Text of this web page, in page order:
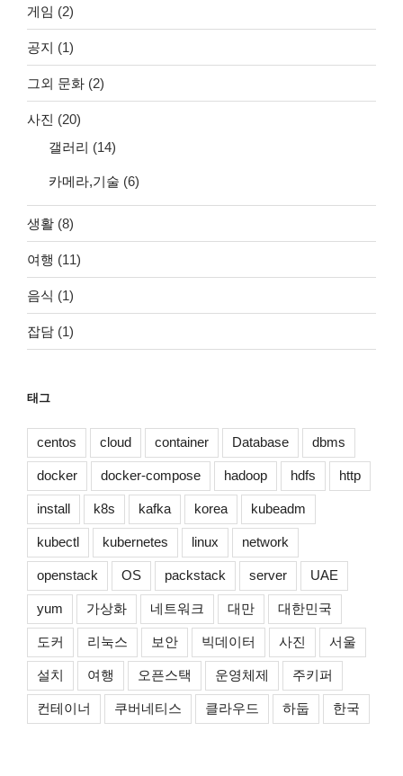
게임 (2)
공지 (1)
그외 문화 (2)
사진 (20)
갤러리 (14)
카메라,기술 (6)
생활 (8)
여행 (11)
음식 (1)
잡담 (1)
태그
centos cloud container Database dbms
docker docker-compose hadoop hdfs http
install k8s kafka korea kubeadm
kubectl kubernetes linux network
openstack OS packstack server UAE
yum 가상화 네트워크 대만 대한민국
도커 리눅스 보안 빅데이터 사진 서울
설치 여행 오픈스택 운영체제 주키퍼
컨테이너 쿠버네티스 클라우드 하둡 한국